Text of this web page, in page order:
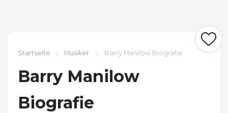
Startseite Musiker Barry Manilow Biografie
Barry Manilow
Biografie